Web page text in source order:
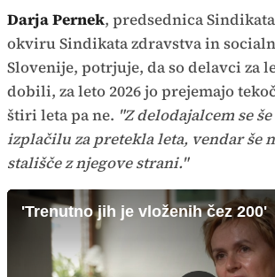
Darja Pernek, predsednica
okviru Sindikata zdravstva in
Slovenije, potrjuje, da so delavci za
dobili, za leto 2026 jo prejemajo
štiri leta pa ne. "Z delodajalcem se
izplačilu za pretekla leta, vendar še
stališče z njegove strani."
'Trenutno jih je vloženih čez 200'